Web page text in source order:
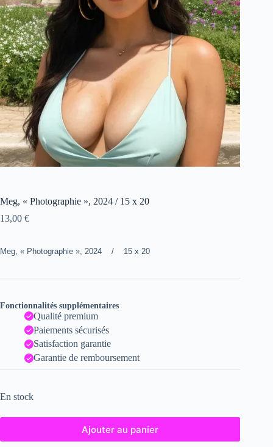
Meg, « Photographie », 2024 / 15 x 20
13,00 €
Meg, « Photographie », 2024 / 15 x 20
Fonctionnalités supplémentaires
Qualité premium
Paiements sécurisés
Satisfaction garantie
Garantie de remboursement
En stock
Ajouter au panier